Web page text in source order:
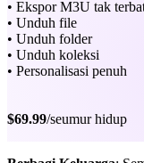
• Ekspor M3U tak
• Unduh file
• Unduh folder
• Unduh koleksi
• Personalisasi penuh
$69.99/seumur hidup